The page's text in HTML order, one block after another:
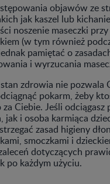
objawów ze
jak kaszel lub
noszenie maseczki
(w tym również
pamiętać o
i wyrzucania
zdrowia nie pozwala
pokarm, żeby
Ciebie. Jeśli odciągasz
jak i osoba karmiąca
zasad higieny
smoczkami i
dotyczących
po każdym użyciu.